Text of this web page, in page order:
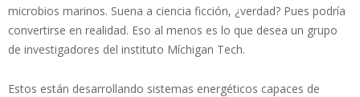
microbios marinos. Suena a ciencia ficción, ¿verdad? Pues podría
convertirse en realidad. Eso al menos es lo que desea un grupo
de investigadores del instituto Míchigan Tech.
Estos están desarrollando sistemas energéticos capaces de